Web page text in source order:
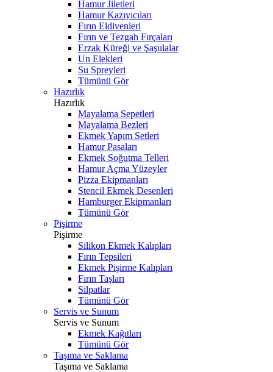
Hamur Jiletleri
Hamur Kazıyıcıları
Fırın Eldivenleri
Fırın ve Tezgah Fırçaları
Erzak Küreği ve Şaşulalar
Un Elekleri
Su Spreyleri
Tümünü Gör
Hazırlık
Hazırlık
Mayalama Sepetleri
Mayalama Bezleri
Ekmek Yapım Setleri
Hamur Pasaları
Ekmek Soğutma Telleri
Hamur Açma Yüzeyler
Pizza Ekipmanları
Stencil Ekmek Desenleri
Hamburger Ekipmanları
Tümünü Gör
Pişirme
Pişirme
Silikon Ekmek Kalıpları
Fırın Tepsileri
Ekmek Pişirme Kalıpları
Fırın Taşları
Silpatlar
Tümünü Gör
Servis ve Sunum
Servis ve Sunum
Ekmek Kağıtları
Tümünü Gör
Taşıma ve Saklama
Taşıma ve Saklama